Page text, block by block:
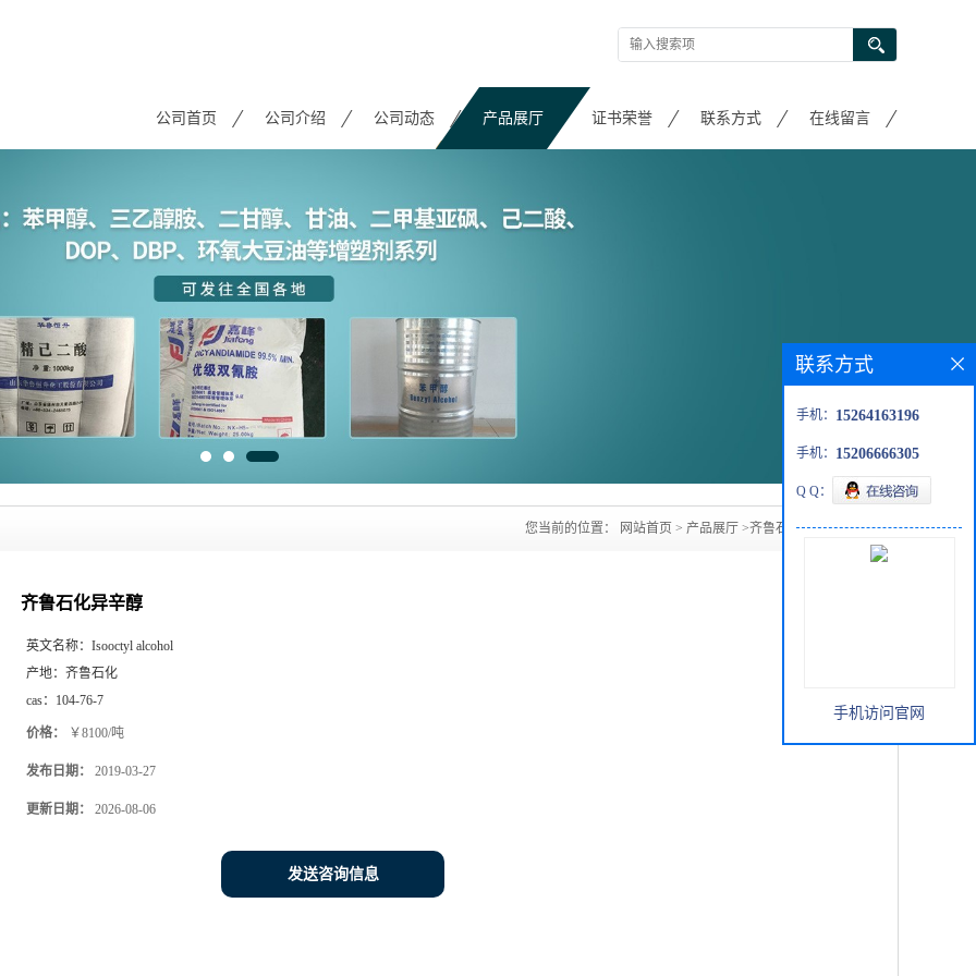
公司首页 公司介绍 公司动态 产品展厅 证书荣誉 联系方式 在线留言
您当前的位置： 网站首页 > 产品展厅 >齐鲁石化异辛醇
齐鲁石化异辛醇
英文名称： Isooctyl alcohol
产地： 齐鲁石化
cas： 104-76-7
价格： ￥8100/吨
发布日期： 2019-03-27
更新日期： 2026-08-06
发送咨询信息
联系方式
手机： 15264163196
手机： 15206666305
Q Q：
手机访问官网